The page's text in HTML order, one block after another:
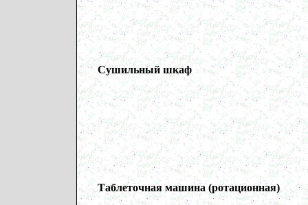
Сушильный шкаф
Таблеточная машина (ротационная)